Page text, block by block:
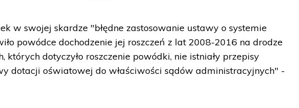
w swojej skardze "błędne zastosowanie ustawy o systemie
powódce dochodzenie jej roszczeń z lat 2008-2016 na drodze
których dotyczyło roszczenie powódki, nie istniały przepisy
dotacji oświatowej do właściwości sądów administracyjnych" -